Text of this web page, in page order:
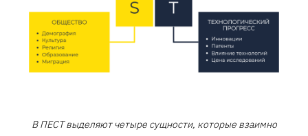
В ПЕСТ выделяют четыре сущности, которые взаимно